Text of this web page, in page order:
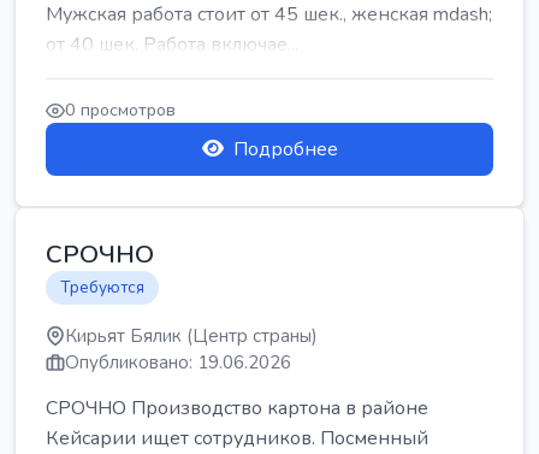
Мужская работа стоит от 45 шек., женская mdash;
от 40 шек. Работа включае...
0 просмотров
Подробнее
СРОЧНО
Требуются
Кирьят Бялик (Центр страны)
Опубликовано: 19.06.2026
СРОЧНО Производство картона в районе
Кейсарии ищет сотрудников. Посменный